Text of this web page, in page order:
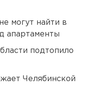
могут найти в
апартаменты
подтопило
Челябинской